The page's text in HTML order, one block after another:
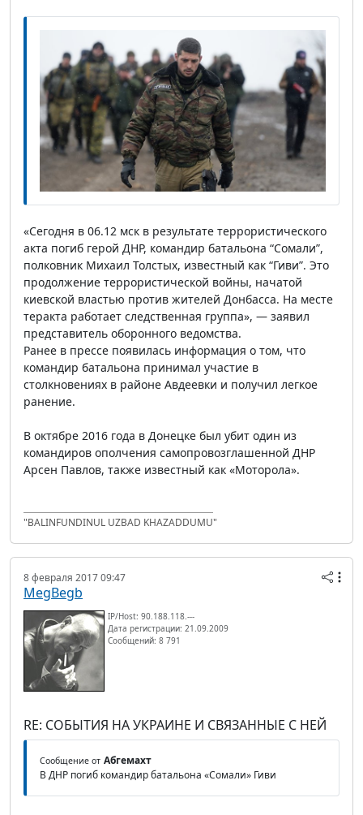
«Сегодня в 06.12 мск в результате террористического
акта погиб герой ДНР, командир батальона “Сомали”,
полковник Михаил Толстых, известный как “Гиви”. Это
продолжение террористической войны, начатой
киевской властью против жителей Донбасса. На месте
теракта работает следственная группа», — заявил
представитель оборонного ведомства.
Ранее в прессе появилась информация о том, что
командир батальона принимал участие в
столкновениях в районе Авдеевки и получил легкое
ранение.
В октябре 2016 года в Донецке был убит один из
командиров ополчения самопровозглашенной ДНР
Арсен Павлов, также известный как «Моторола».
"BALINFUNDINUL UZBAD KHAZADDUMU"
8 февраля 2017 09:47
MegBegb
IP/Host: 90.188.118.---
Дата регистрации: 21.09.2009
Сообщений: 8 791
RE: СОБЫТИЯ НА УКРАИНЕ И СВЯЗАННЫЕ С НЕЙ
Сообщение от Абгемахт
В ДНР погиб командир батальона «Сомали» Гиви